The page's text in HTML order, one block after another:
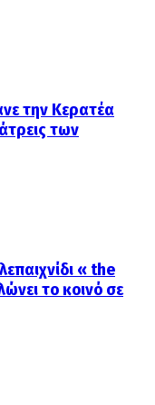
την Κερατέα
των
« the
το κοινό σε